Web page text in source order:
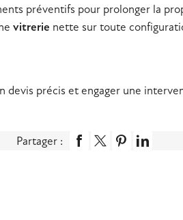
préventifs pour prolonger la
vitrerie nette sur toute
devis précis et engager une
Partager :